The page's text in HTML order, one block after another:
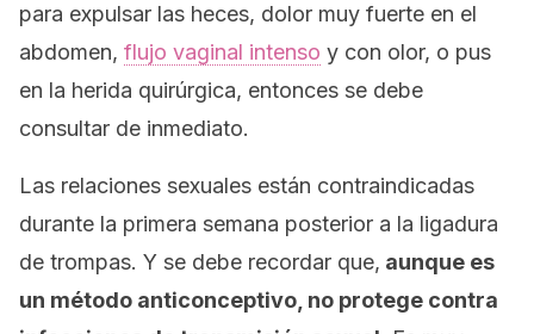
para expulsar las heces, dolor muy fuerte en el
abdomen, flujo vaginal intenso y con olor, o pus
en la herida quirúrgica, entonces se debe
consultar de inmediato.
Las relaciones sexuales están contraindicadas
durante la primera semana posterior a la ligadura
de trompas. Y se debe recordar que, aunque es
un método anticonceptivo, no protege contra